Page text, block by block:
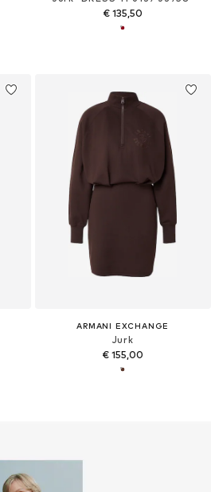
€ 135,50
ARMANI EXCHANGE
Jurk
€ 155,00